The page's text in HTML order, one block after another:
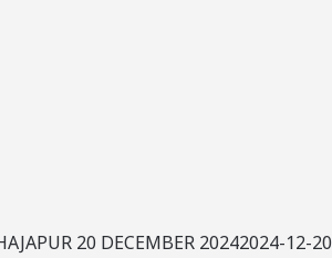
20 DECEMBER 20242024-12-20